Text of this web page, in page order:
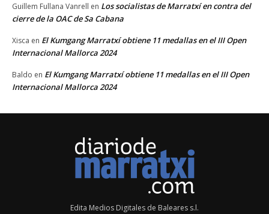
Guillem Fullana Vanrell en Los socialistas de Marratxí en contra del
cierre de la OAC de Sa Cabana
Xisca en El Kumgang Marratxí obtiene 11 medallas en el III Open
Internacional Mallorca 2024
Baldo en El Kumgang Marratxí obtiene 11 medallas en el III Open
Internacional Mallorca 2024
Edita Medios Digitales de Baleares s.l.